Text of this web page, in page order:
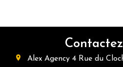
Alex Agency4 Rue du